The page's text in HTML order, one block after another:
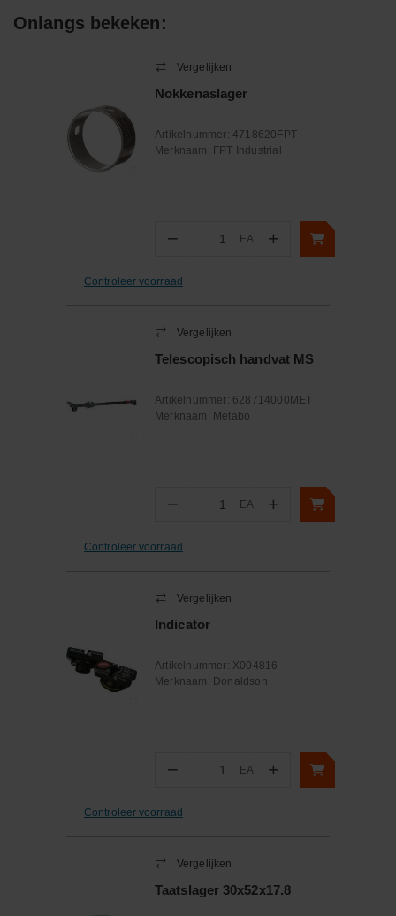
Onlangs bekeken:
Vergelijken
Nokkenaslager
Artikelnummer: 4718620FPT
Merknaam: FPT Industrial
− Aantal
EA +
Controleer voorraad
Vergelijken
Telescopisch handvat MS
Artikelnummer: 628714000MET
Merknaam: Metabo
− Aantal
EA +
Controleer voorraad
Vergelijken
Indicator
Artikelnummer: X004816
Merknaam: Donaldson
− Aantal
EA +
Controleer voorraad
Vergelijken
Taatslager 30x52x17.8